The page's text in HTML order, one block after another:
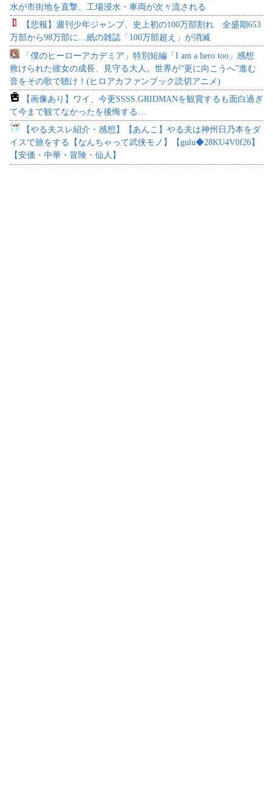
水が市街地を直撃、工場浸水・車両が次々流される
【悲報】週刊少年ジャンプ、史上初の100万部割れ 全盛期653
万部から98万部に…紙の雑誌「100万部超え」が消滅
「僕のヒーローアカデミア」特別短編「I am a hero too」感想
救けられた彼女の成長、見守る大人。世界が“更に向こうへ”進む
音をその歌で聴け！(ヒロアカファンブック読切アニメ)
【画像あり】ワイ、今更SSSS.GRIDMANを観賞するも面白過ぎ
て今まで観てなかったを後悔する…
【やる夫スレ紹介・感想】【あんこ】やる夫は神州日乃本をダ
イスで旅をする【なんちゃって武侠モノ】【gulu◆28KU4V0f26】
【安価・中華・冒険・仙人】